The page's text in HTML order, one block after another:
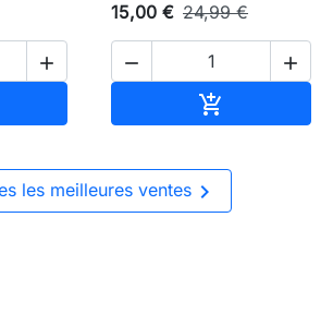

15,00 € 24,99 €
 

les meilleures ventes